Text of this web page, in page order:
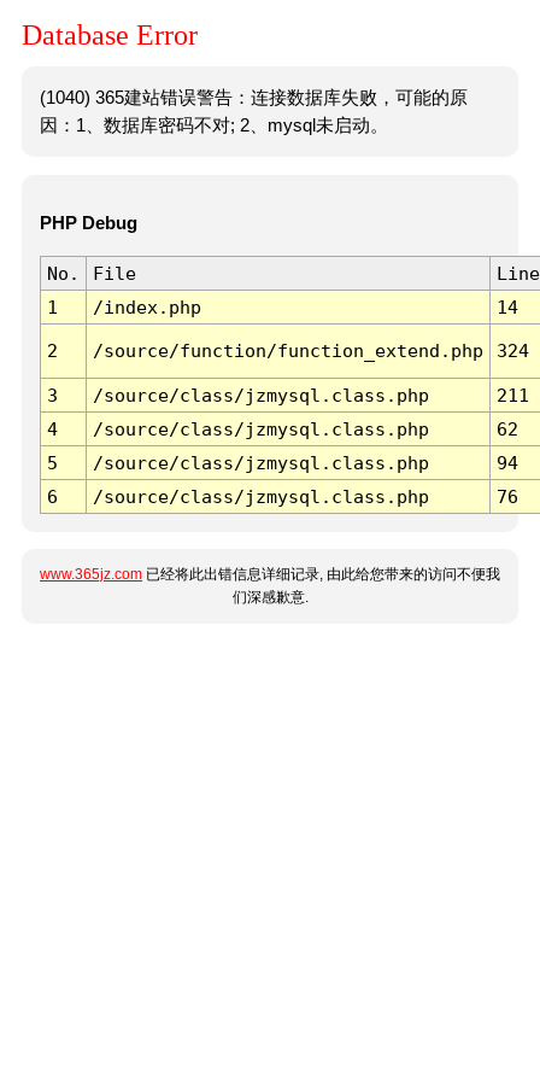
Database Error
(1040) 365建站错误警告：连接数据库失败，可能的原
因：1、数据库密码不对; 2、mysql未启动。
PHP Debug
No. File
Line
1
/index.php 14
2 /source/function/function_extend.php 324
3 /source/class/jzmysql.class.php
211
4
/source/class/jzmysql.class.php
62
5
/source/class/jzmysql.class.php
94
6
/source/class/jzmysql.class.php 76
www.365jz.com 已经将此出错信息详细记录, 由此给您带来的访问不便我
们深感歉意.